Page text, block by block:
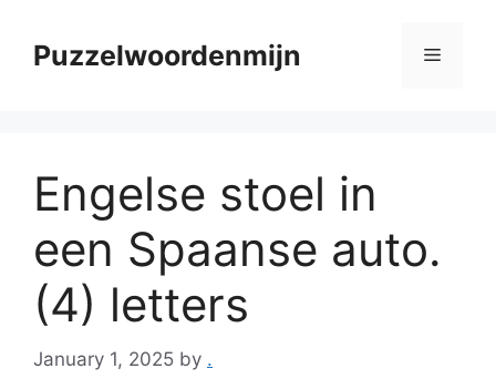
contentPuzzelwoordenmijn Menu
Engelse stoel in
een Spaanse auto.
(4) letters
January 1, 2025 by .